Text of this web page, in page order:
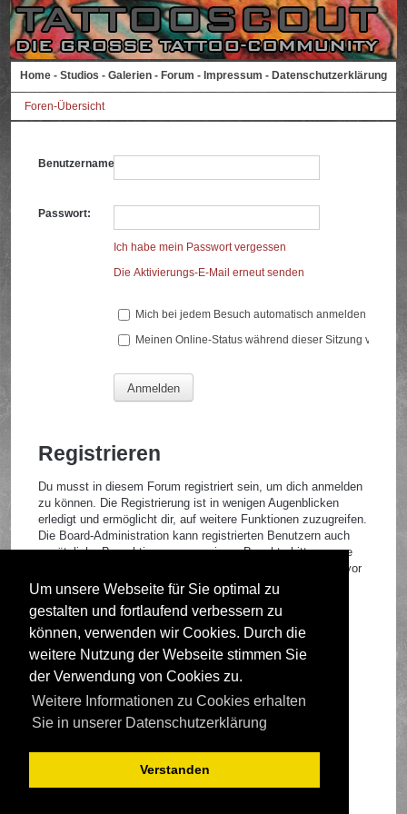
Um unsere Webseite für Sie optimal zu
gestalten und fortlaufend verbessern zu
können, verwenden wir Cookies. Durch die
weitere Nutzung der Webseite stimmen Sie
der Verwendung von Cookies zu.
Weitere Informationen zu Cookies erhalten
Sie in unserer Datenschutzerklärung
Verstanden
Home - Studios - Galerien - Forum - Impressum - Datenschutzerklärung
Foren-Übersicht
Benutzername:
Passwort:
Ich habe mein Passwort vergessen
Die Aktivierungs-E-Mail erneut senden
Mich bei jedem Besuch automatisch anmelden
Meinen Online-Status während dieser Sitzung
Registrieren
Du musst in diesem Forum registriert sein, um dich anmelden
zu können. Die Registrierung ist in wenigen Augenblicken
erledigt und ermöglicht dir, auf weitere Funktionen zuzugreifen.
Die Board-Administration kann registrierten Benutzern auch
zusätzliche Berechtigungen zuweisen. Beachte bitte unsere
Nutzungsbedingungen und die verwandten Regelungen, bevor
du dich registrierst. Bitte beachte auch die jeweiligen
Forenregeln, wenn du dich in diesem Board bewegst.
Nutzungsbedingungen|Datenschutzrichtlinie
Registrieren
Foren-Übersicht
Deutsche Übersetzung durchphpBB.de